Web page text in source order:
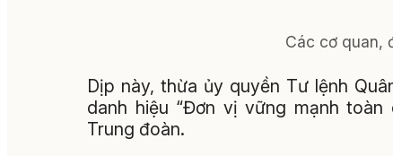
Các cơ quan,
Dịp này, thừa ủy quyền Tư lệnh
danh hiệu “Đơn vị vững mạnh
Trung đoàn.